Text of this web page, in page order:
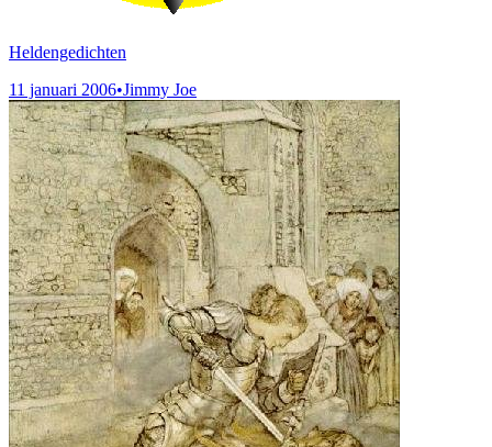
Heldengedichten
11 januari 2006•Jimmy Joe